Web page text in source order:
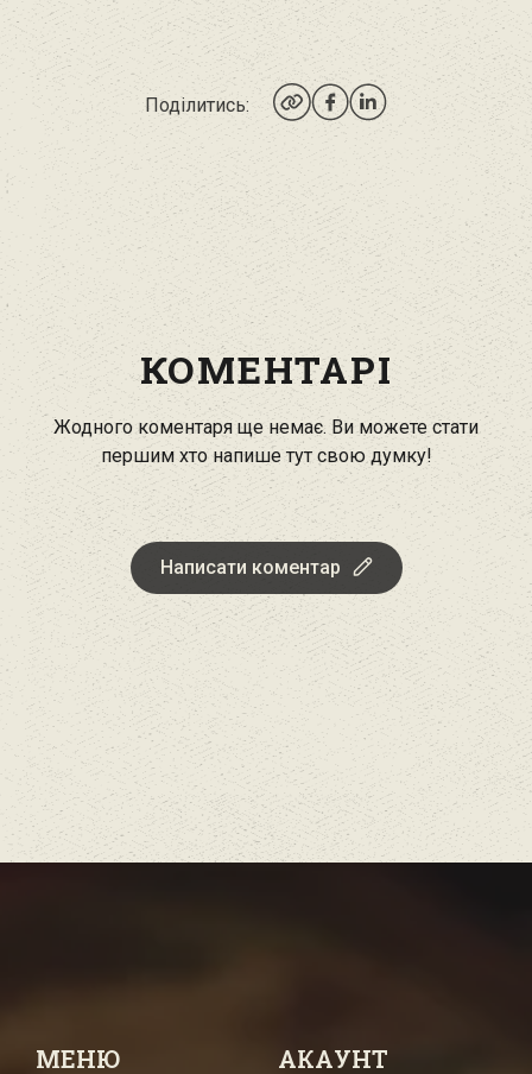
Поділитись:
КОМЕНТАРІ
Жодного коментаря ще немає. Ви можете стати
першим хто напише тут свою думку!
Написати коментар
МЕНЮ АКАУНТ